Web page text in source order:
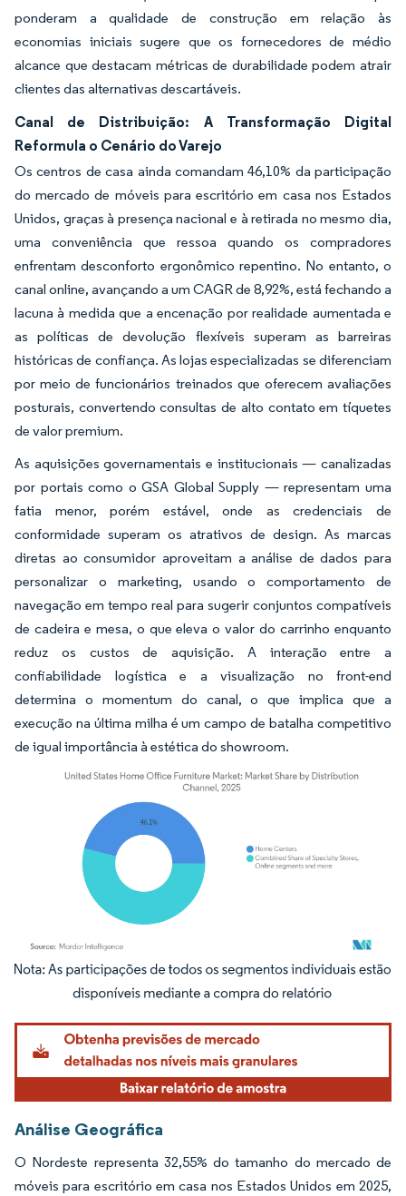
ponderam a qualidade de construção em relação às
economias iniciais sugere que os fornecedores de médio
alcance que destacam métricas de durabilidade podem atrair
clientes das alternativas descartáveis.
Canal de Distribuição: A Transformação Digital
Reformula o Cenário do Varejo
Os centros de casa ainda comandam 46,10% da participação
do mercado de móveis para escritório em casa nos Estados
Unidos, graças à presença nacional e à retirada no mesmo dia,
uma conveniência que ressoa quando os compradores
enfrentam desconforto ergonômico repentino. No entanto, o
canal online, avançando a um CAGR de 8,92%, está fechando a
lacuna à medida que a encenação por realidade aumentada e
as políticas de devolução flexíveis superam as barreiras
históricas de confiança. As lojas especializadas se diferenciam
por meio de funcionários treinados que oferecem avaliações
posturais, convertendo consultas de alto contato em tíquetes
de valor premium.
As aquisições governamentais e institucionais — canalizadas
por portais como o GSA Global Supply — representam uma
fatia menor, porém estável, onde as credenciais de
conformidade superam os atrativos de design. As marcas
diretas ao consumidor aproveitam a análise de dados para
personalizar o marketing, usando o comportamento de
navegação em tempo real para sugerir conjuntos compatíveis
de cadeira e mesa, o que eleva o valor do carrinho enquanto
reduz os custos de aquisição. A interação entre a
confiabilidade logística e a visualização no front-end
determina o momentum do canal, o que implica que a
execução na última milha é um campo de batalha competitivo
de igual importância à estética do showroom.
Imagem © Mordor Intelligence. O reuso requer atribuição conforme CC BY 4.0.
Análise Geográfica
O Nordeste representa 32,55% do tamanho do mercado de
móveis para escritório em casa nos Estados Unidos em 2025,